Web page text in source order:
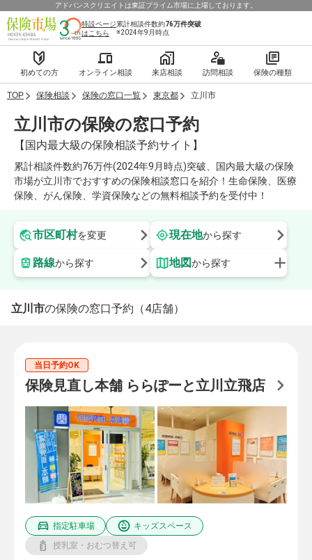
アドバンスクリエイトは東証プライム市場に上場しております。
特設ページ
はこちら
累計相談件数約76万件突破
※2024年9月時点
初めての方 オンライン相談 来店相談 訪問相談 保険の種類
TOP 保険相談 保険の窓口一覧 東京都 立川市
立川市の保険の窓口予約
【国内最大級の保険相談予約サイト】
累計相談件数約76万件(2024年9月時点)突破、国内最大級の保険
市場が立川市でおすすめの保険相談窓口を紹介！生命保険、医療
保険、がん保険、学資保険などの無料相談予約を受付中！
市区町村を変更 現在地から探す
路線から探す 地図から探す
立川市の保険の窓口予約（4店舗）
当日予約OK
保険見直し本舗 ららぽーと立川立飛店
指定駐車場
キッズスペース
授乳室・おむつ替え可